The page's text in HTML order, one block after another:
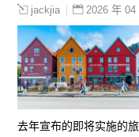
jackjia 2026 年 04
去年宣布的即将实施的